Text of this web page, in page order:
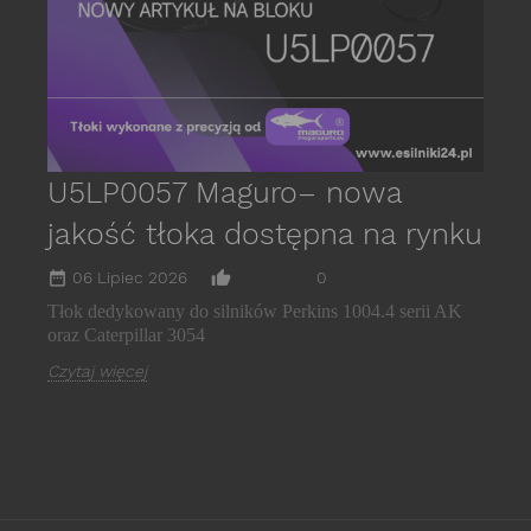
U5LP0057 Maguro– nowa
jakość tłoka dostępna na rynku
date_range 06 Lipiec 2026 thumb_up_alt 0
Tłok dedykowany do silników Perkins 1004.4 serii AK
oraz Caterpillar 3054
Czytaj więcej